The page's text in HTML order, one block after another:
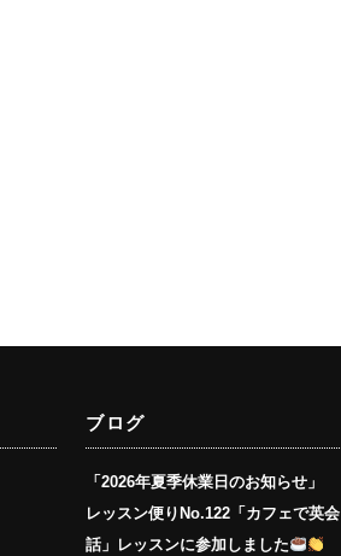
ブログ
「2026年夏季休業日のお知らせ」
レッスン便りNo.122「カフェで英会
話」レッスンに参加しました